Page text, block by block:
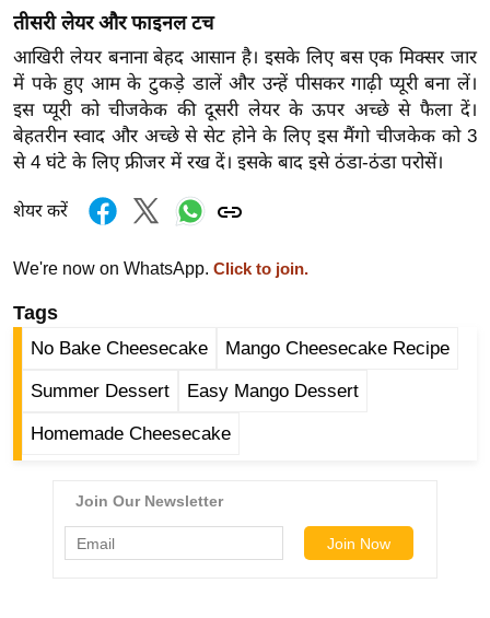
ग
त
ऑ
टो
व
र्ल्ड
ज
फ
म
नो
ज
न
तीसरी लेयर और फाइनल टच
आखिरी लेयर बनाना बेहद आसान है। इसके लिए बस एक मिक्सर जार
में पके हुए आम के टुकड़े डालें और उन्हें पीसकर गाढ़ी प्यूरी बना लें।
इस प्यूरी को चीजकेक की दूसरी लेयर के ऊपर अच्छे से फैला दें।
बेहतरीन स्वाद और अच्छे से सेट होने के लिए इस मैंगो चीजकेक को 3
से 4 घंटे के लिए फ्रीजर में रख दें। इसके बाद इसे ठंडा-ठंडा परोसें।
शेयर करें
We're now on WhatsApp. Click to join.
Tags
No Bake Cheesecake Mango Cheesecake Recipe
Summer Dessert Easy Mango Dessert
Homemade Cheesecake